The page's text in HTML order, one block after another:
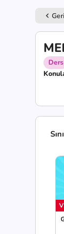
keyboard_arrow_left Geri
Ders